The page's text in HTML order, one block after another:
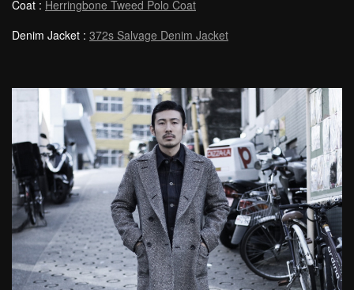
Coat : Herringbone Tweed Polo Coat
Denim Jacket : 372s Salvage Denim Jacket